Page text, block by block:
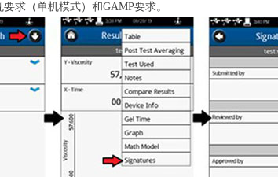
求（单机模式）和GAMP要求。